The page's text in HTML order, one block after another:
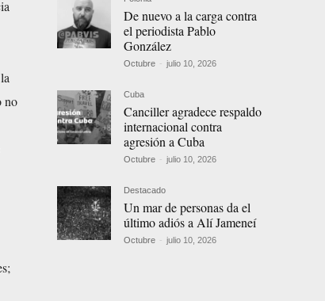
no
De nuevo a la carga contra
el periodista Pablo
González
Octubre - julio 10, 2026
Cuba
Canciller agradece respaldo
internacional contra
agresión a Cuba
Octubre - julio 10, 2026
Destacado
Un mar de personas da el
último adiós a Alí Jameneí
Octubre - julio 10, 2026